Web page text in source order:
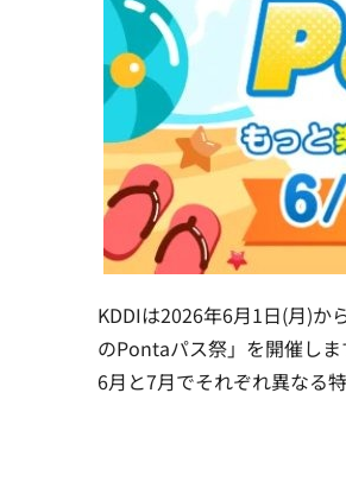
KDDIは2026年6月1日(月)か
のPontaパス祭」を開催しま
6月と7月でそれぞれ異なる